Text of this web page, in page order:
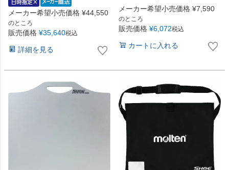
メーカー希望小売価格 ¥44,550
のところ
販売価格 ¥35,640税込
詳細を見る
メーカー希望小売価格 ¥7,590
のところ
販売価格 ¥6,072税込
カートに入れる